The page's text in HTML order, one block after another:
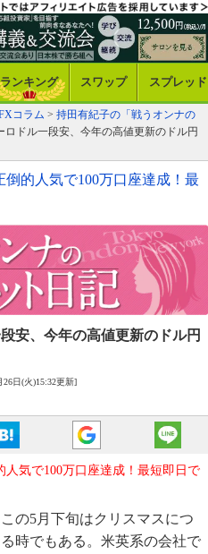
ランキング スワップ スプレッド
コラム > 持田有紀子の「戦うオンナの
ロドル一段安、今年の高値更新のドル円
倒的人気で100万口座達成！最
安、 今年の高値更新のドル円
26日(火)15:32更新]
人気で100万口座達成！最短即日で
の5月下旬はクリスマスにつ
時でもある。米英系の会社で